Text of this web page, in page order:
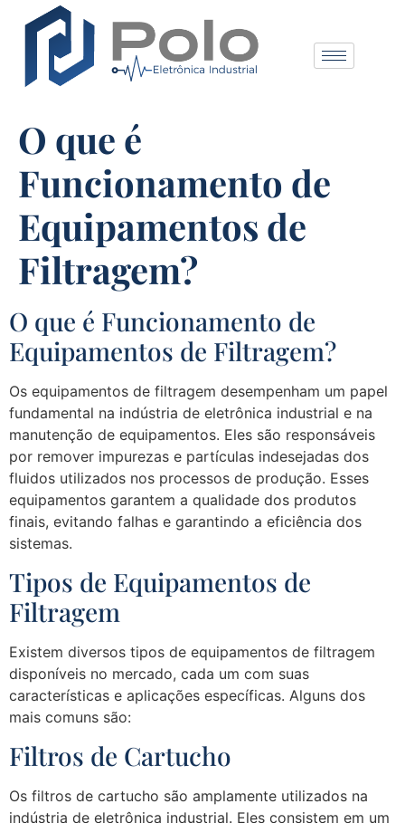
O que é
Funcionamento de
Equipamentos de
Filtragem?
O que é Funcionamento de
Equipamentos de Filtragem?
Os equipamentos de filtragem desempenham um papel
fundamental na indústria de eletrônica industrial e na
manutenção de equipamentos. Eles são responsáveis
por remover impurezas e partículas indesejadas dos
fluidos utilizados nos processos de produção. Esses
equipamentos garantem a qualidade dos produtos
finais, evitando falhas e garantindo a eficiência dos
sistemas.
Tipos de Equipamentos de
Filtragem
Existem diversos tipos de equipamentos de filtragem
disponíveis no mercado, cada um com suas
características e aplicações específicas. Alguns dos
mais comuns são:
Filtros de Cartucho
Os filtros de cartucho são amplamente utilizados na
indústria de eletrônica industrial. Eles consistem em um